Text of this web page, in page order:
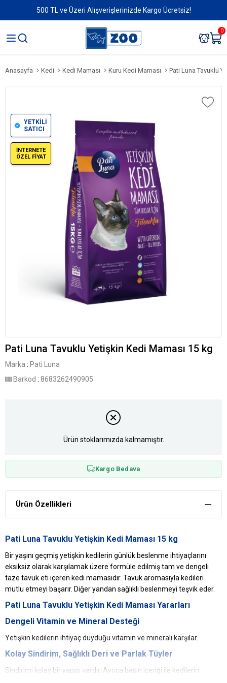
500 TL ve Üzeri Alışverişlerinizde Kargo Ücretsiz!
0
Anasayfa Kedi Kedi Maması Kuru Kedi Maması Pati Luna Tavuklu
YETKİLİ
SATICI
İNTERNETE
ÖZEL FİYAT
Pati Luna Tavuklu Yetişkin Kedi Maması 15 kg
Marka : Pati Luna
Barkod : 8683262490905
Ürün stoklarımızda kalmamıştır.
Kargo Bedava
Ürün Özellikleri
Pati Luna Tavuklu Yetişkin Kedi Maması 15 kg
Bir yaşını geçmiş yetişkin kedilerin günlük beslenme ihtiyaçlarını
eksiksiz olarak karşılamak üzere formüle edilmiş tam ve dengeli
taze tavuk eti içeren kedi mamasıdır. Tavuk aromasıyla kedileri
mutlu etmeyi başarır. Diğer yandan sağlıklı beslenmeyi teşvik eder.
Pati Luna Tavuklu Yetişkin Kedi Maması Yararları
Dengeli Vitamin ve Mineral Desteği
Yetişkin kedilerin ihtiyaç duyduğu vitamin ve minerali karşılar.
Kolay Sindirim, Sağlıklı Deri ve Parlak Tüyler
Sindirimi kolay bir yapısı vardır. Ayrıca besin içeriği ile kedilerin